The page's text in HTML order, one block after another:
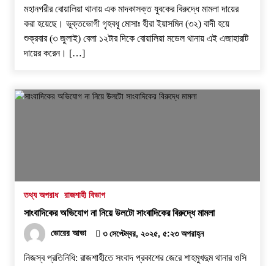
৩১ জুলাই, ২০২৬, ৯:৫৪ পূর্বাহ্ন
আসামী সুরুজ আলী কারাগারে
২৭ জুলাই, ২০২৬, ৩:১৫ অপরাহ্ন
প্রধানমন্ত্রীর কাছে নিরাপত্তা চাওয়ার পরদিনই
২০ জুলাই, ২০২৬, ১:১৫ অপরাহ্ন
মহানগরীর বোয়ালিয়া থানায় এক মাদকাসক্ত যুবকের বিরুদ্ধে মামলা দায়ের
করা হয়েছে। ভুক্তভোগী গৃহবধূ মোসাঃ হীরা ইয়াসমিন (৩২) বাদী হয়ে
শুক্রবার (৩ জুলাই) বেলা ১২টার দিকে বোয়ালিয়া মডেল থানায় এই এজাহারটি
দায়ের করেন। […]
তথ্য অপরাধ রাজশাহী বিভাগ
সাংবাদিকের অভিযোগ না নিয়ে উলটো সাংবাদিকের বিরুদ্ধে মামলা
ভোরের আভা ৩ সেপ্টেম্বর, ২০২৫, ৫:২৩ অপরাহ্ন
নিজস্ব প্রতিনিধি: রাজশাহীতে সংবাদ প্রকাশের জেরে শাহমুখদুম থানার ওসি